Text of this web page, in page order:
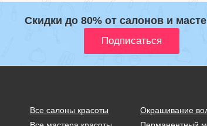
Скидки до 80% от салонов и
Все салоны красоты
Окрашивание